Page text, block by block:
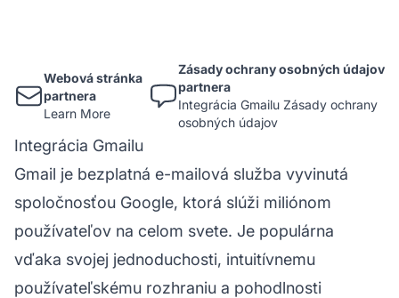
Webová stránka
partnera
Learn More
Zásady ochrany osobných údajov
partnera
Integrácia Gmailu Zásady ochrany
osobných údajov
Integrácia Gmailu
Gmail je bezplatná e-mailová služba vyvinutá
spoločnosťou Google, ktorá slúži miliónom
používateľov na celom svete. Je populárna
vďaka svojej jednoduchosti, intuitívnemu
používateľskému rozhraniu a pohodlnosti